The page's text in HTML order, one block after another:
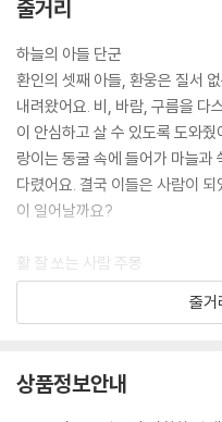
온조는 왕이 되었다. 나라의 기반
하가 있었다. 그래서 나라의 이름
농사를 지어 해가 갈수록 풍족해
커져 갔고, 사람들이 하나둘 십
이 찾아오기 시작했다.
“비류 형님이 어찌 지내시는지
이 찾아왔습니다.” --- p.70
족장이 가리킨 곳에는 자줏빛 커
게 알을 향해 다가갔다. 그때 기
있던 날개를 펼쳤다. 양쪽 날개
힘차게 날갯짓을 하며 하늘로 날
었다.
줄거리
하늘의 아들 단군
환인의 셋째 아들, 환웅은 질서
내려왔어요. 비, 바람, 구름을 다
이 안심하고 살 수 있도록 도와
랑이는 동굴 속에 들어가 마늘과
다렸어요. 결국 이들은 사람이
이 일어날까요?
활 잘 쏘는 사람 주몽
금와왕은 물속에 있던 여인을 궁
여인의 배는 불러 오고 곧 알을
주몽의 미래는 어떻게 되었을까요?
줄거
상품정보안내